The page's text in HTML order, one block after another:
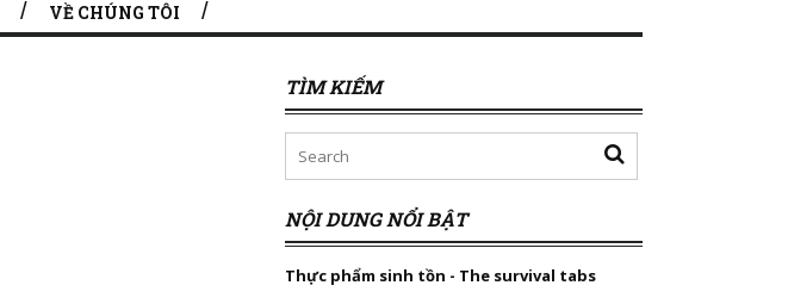
VỀ CHÚNG TÔI
TÌM KIẾM
NỘI DUNG NỔI BẬT
Thực phẩm sinh tồn - The survival tabs